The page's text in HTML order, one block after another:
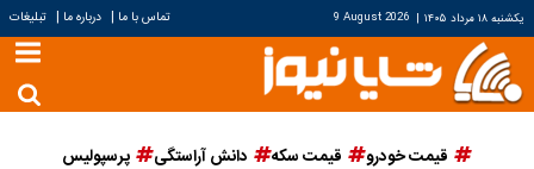
یکشنبه ۱۸ مرداد ۱۴۰۵ |
9 August 2026 تماس با ما | درباره ما | تبلیغات
قیمت خودرو قیمت سکه دانش آراستگی پرسپولیس